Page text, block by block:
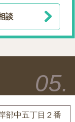
談
部中五丁目２番